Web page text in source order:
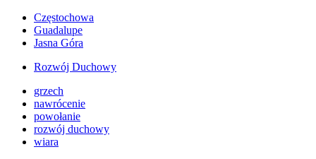
Częstochowa
Guadalupe
Jasna Góra
Rozwój Duchowy
grzech
nawrócenie
powołanie
rozwój duchowy
wiara